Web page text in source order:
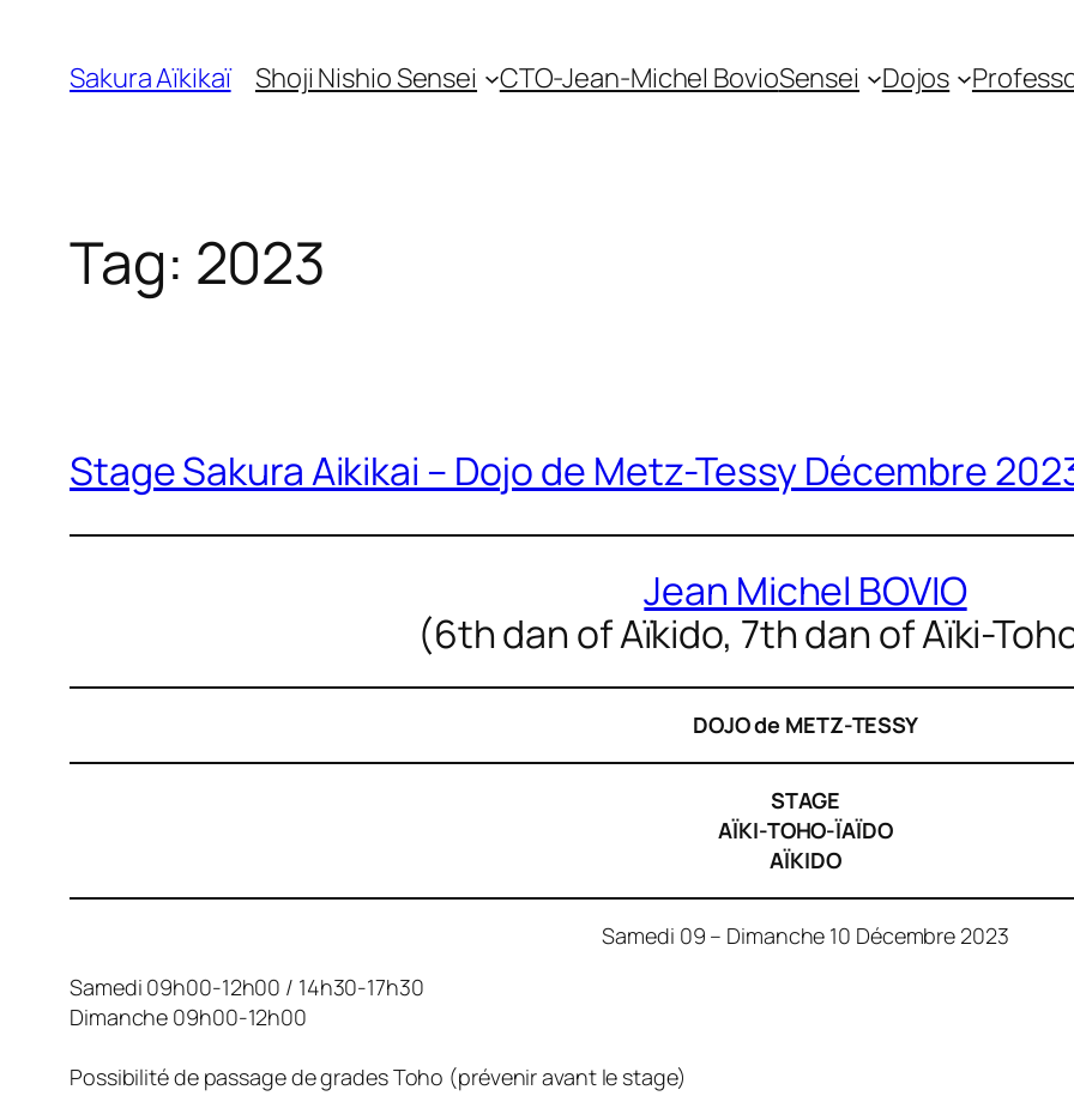
content
Sakura Aïkikaï Shoji Nishio Sensei CTO-Jean-Michel BovioSensei Dojos
Tag: 2023
Stage Sakura Aikikai – Dojo de Metz-Tessy Décembre
Jean Michel BOVIO
(6th dan of Aïkido, 7th dan of Aïki-
DOJO de METZ-TESSY
STAGE
AÏKI-TOHO-ÏAÏDO
AÏKIDO
Samedi 09 – Dimanche 10 Décembre 2023
Samedi 09h00-12h00 / 14h30-17h30
Dimanche 09h00-12h00
Possibilité de passage de grades Toho (prévenir avant le stage)